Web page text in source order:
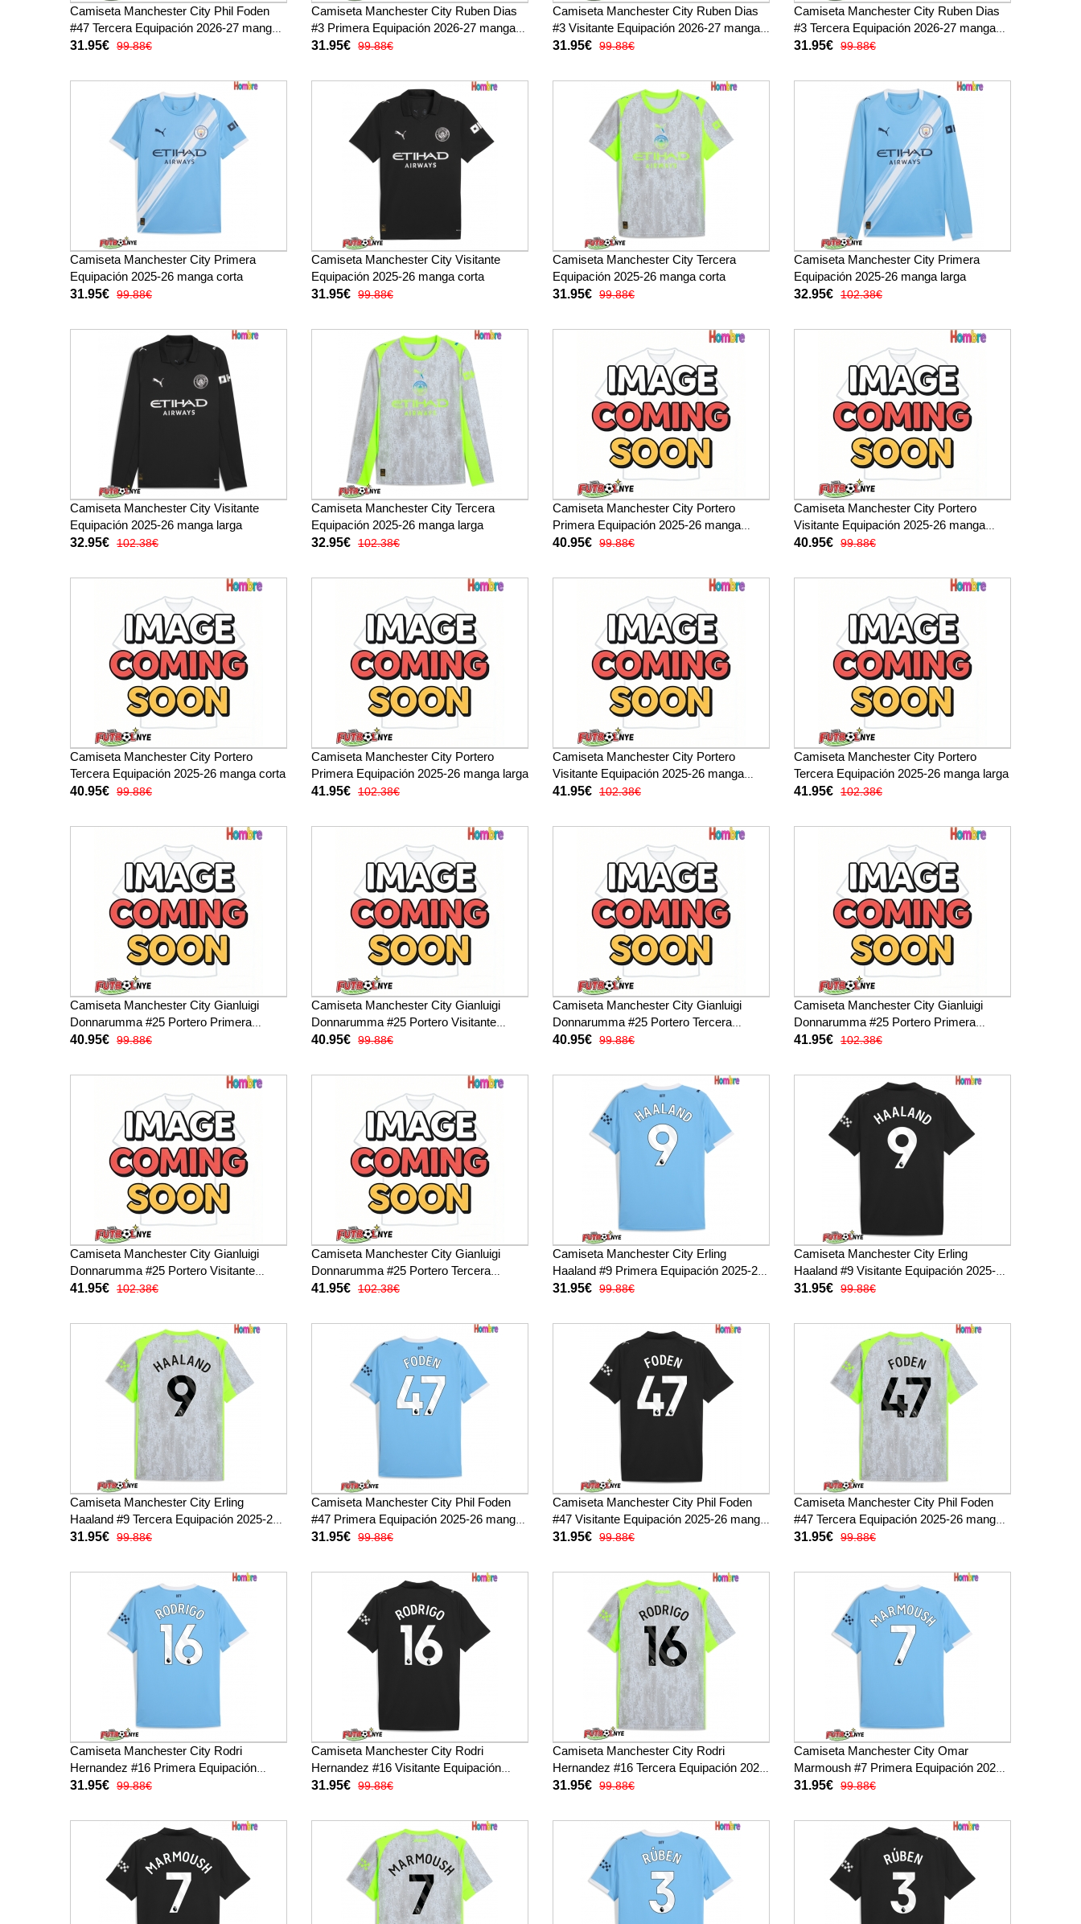
Camiseta Manchester City Phil Foden
#47 Tercera Equipación 2026-27 manga
corta
31.95€ 99.88€
Camiseta Manchester City Ruben Dias
#3 Primera Equipación 2026-27 manga
corta
31.95€ 99.88€
Camiseta Manchester City Ruben Dias
#3 Visitante Equipación 2026-27 manga
corta
31.95€ 99.88€
Camiseta Manchester City Ruben Dias
#3 Tercera Equipación 2026-27 manga
corta
31.95€ 99.88€
Camiseta Manchester City Primera
Equipación 2025-26 manga corta
31.95€ 99.88€
Camiseta Manchester City Visitante
Equipación 2025-26 manga corta
31.95€ 99.88€
Camiseta Manchester City Tercera
Equipación 2025-26 manga corta
31.95€ 99.88€
Camiseta Manchester City Primera
Equipación 2025-26 manga larga
32.95€ 102.38€
Camiseta Manchester City Visitante
Equipación 2025-26 manga larga
32.95€ 102.38€
Camiseta Manchester City Tercera
Equipación 2025-26 manga larga
32.95€ 102.38€
Camiseta Manchester City Portero
Primera Equipación 2025-26 manga
corta
40.95€ 99.88€
Camiseta Manchester City Portero
Visitante Equipación 2025-26 manga
corta
40.95€ 99.88€
Camiseta Manchester City Portero
Tercera Equipación 2025-26 manga corta
40.95€ 99.88€
Camiseta Manchester City Portero
Primera Equipación 2025-26 manga larga
41.95€ 102.38€
Camiseta Manchester City Portero
Visitante Equipación 2025-26 manga
larga
41.95€ 102.38€
Camiseta Manchester City Portero
Tercera Equipación 2025-26 manga larga
41.95€ 102.38€
Camiseta Manchester City Gianluigi
Donnarumma #25 Portero Primera
Equipación 2025-26 manga corta
40.95€ 99.88€
Camiseta Manchester City Gianluigi
Donnarumma #25 Portero Visitante
Equipación 2025-26 manga corta
40.95€ 99.88€
Camiseta Manchester City Gianluigi
Donnarumma #25 Portero Tercera
Equipación 2025-26 manga corta
40.95€ 99.88€
Camiseta Manchester City Gianluigi
Donnarumma #25 Portero Primera
Equipación 2025-26 manga larga
41.95€ 102.38€
Camiseta Manchester City Gianluigi
Donnarumma #25 Portero Visitante
Equipación 2025-26 manga larga
41.95€ 102.38€
Camiseta Manchester City Gianluigi
Donnarumma #25 Portero Tercera
Equipación 2025-26 manga larga
41.95€ 102.38€
Camiseta Manchester City Erling
Haaland #9 Primera Equipación 2025-26
manga corta
31.95€ 99.88€
Camiseta Manchester City Erling
Haaland #9 Visitante Equipación 2025-26
manga corta
31.95€ 99.88€
Camiseta Manchester City Erling
Haaland #9 Tercera Equipación 2025-26
manga corta
31.95€ 99.88€
Camiseta Manchester City Phil Foden
#47 Primera Equipación 2025-26 manga
corta
31.95€ 99.88€
Camiseta Manchester City Phil Foden
#47 Visitante Equipación 2025-26 manga
corta
31.95€ 99.88€
Camiseta Manchester City Phil Foden
#47 Tercera Equipación 2025-26 manga
corta
31.95€ 99.88€
Camiseta Manchester City Rodri
Hernandez #16 Primera Equipación
2025-26 manga corta
31.95€ 99.88€
Camiseta Manchester City Rodri
Hernandez #16 Visitante Equipación
2025-26 manga corta
31.95€ 99.88€
Camiseta Manchester City Rodri
Hernandez #16 Tercera Equipación 2025-
26 manga corta
31.95€ 99.88€
Camiseta Manchester City Omar
Marmoush #7 Primera Equipación 2025-
26 manga corta
31.95€ 99.88€